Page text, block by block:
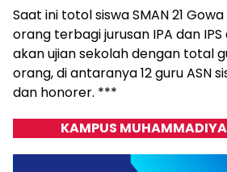
Saat ini totol siswa SMAN 21
orang terbagi jurusan IPA dan IPS
akan ujian sekolah dengan total
orang, di antaranya 12 guru ASN
dan honorer. ***
KAMPUS